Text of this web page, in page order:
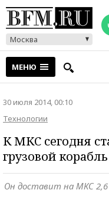
Москва
МЕНЮ
30 июля 2014, 00:10
Технологии
К МКС сегодня
грузовой
Он доставит на МКС 2,6